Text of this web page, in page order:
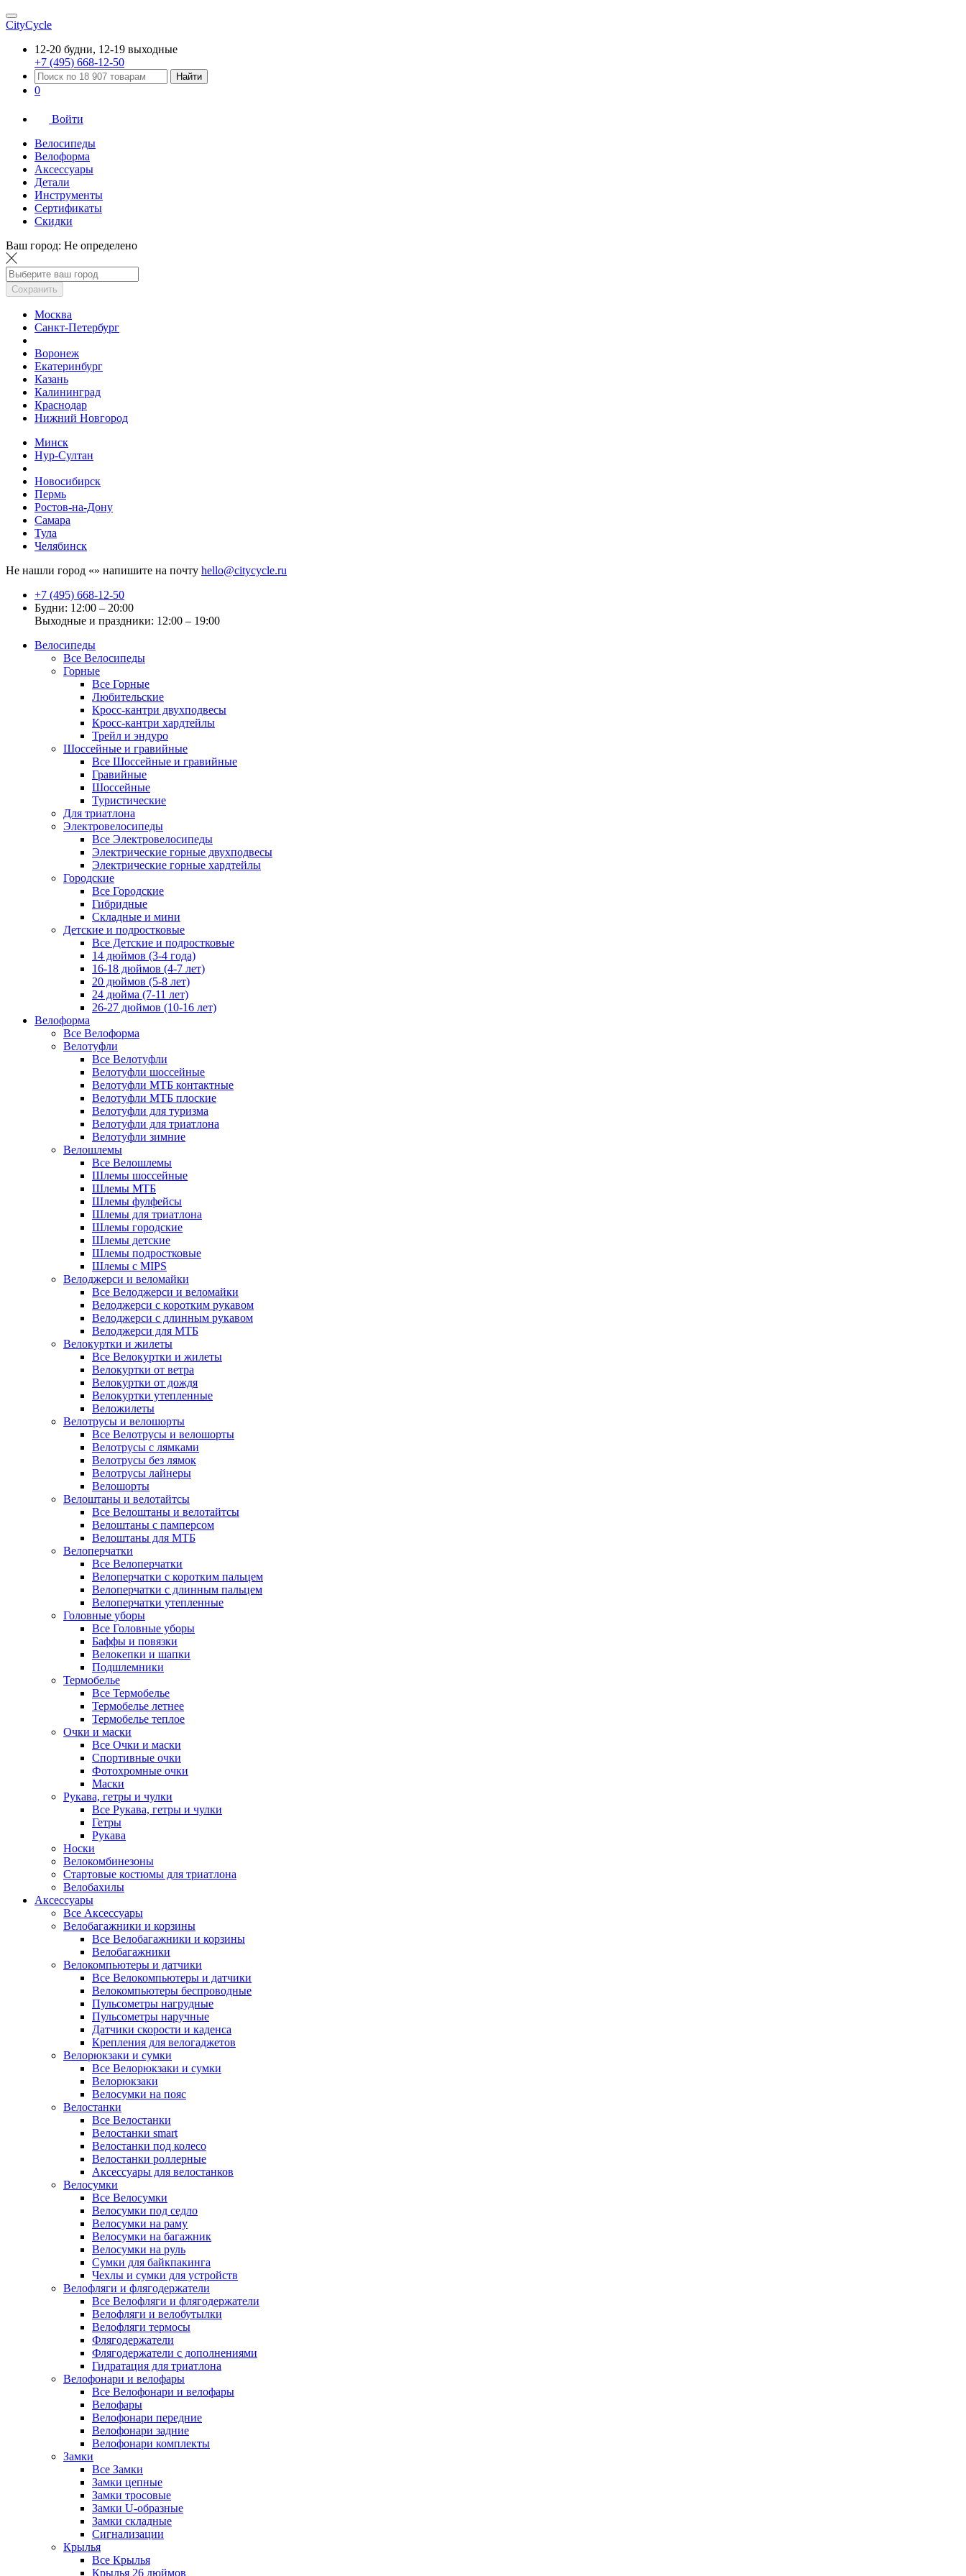
CityCycle
12-20 будни, 12-19 выходные
+7 (495) 668-12-50
Найти
0
Войти
Велосипеды
Велоформа
Аксессуары
Детали
Инструменты
Сертификаты
Скидки
Ваш город: Не определено
Сохранить
Москва
Санкт-Петербург
Воронеж
Екатеринбург
Казань
Калининград
Краснодар
Нижний Новгород
Минск
Нур-Султан
Новосибирск
Пермь
Ростов-на-Дону
Самара
Тула
Челябинск
Не нашли город «» напишите на почту hello@citycycle.ru
+7 (495) 668-12-50
Будни: 12:00 – 20:00
Выходные и праздники: 12:00 – 19:00
Велосипеды
Все Велосипеды
Горные
Все Горные
Любительские
Кросс-кантри двухподвесы
Кросс-кантри хардтейлы
Трейл и эндуро
Шоссейные и гравийные
Все Шоссейные и гравийные
Гравийные
Шоссейные
Туристические
Для триатлона
Электровелосипеды
Все Электровелосипеды
Электрические горные двухподвесы
Электрические горные хардтейлы
Городские
Все Городские
Гибридные
Складные и мини
Детские и подростковые
Все Детские и подростковые
14 дюймов (3-4 года)
16-18 дюймов (4-7 лет)
20 дюймов (5-8 лет)
24 дюйма (7-11 лет)
26-27 дюймов (10-16 лет)
Велоформа
Все Велоформа
Велотуфли
Все Велотуфли
Велотуфли шоссейные
Велотуфли МТБ контактные
Велотуфли МТБ плоские
Велотуфли для туризма
Велотуфли для триатлона
Велотуфли зимние
Велошлемы
Все Велошлемы
Шлемы шоссейные
Шлемы МТБ
Шлемы фулфейсы
Шлемы для триатлона
Шлемы городские
Шлемы детские
Шлемы подростковые
Шлемы с MIPS
Велоджерси и веломайки
Все Велоджерси и веломайки
Велоджерси с коротким рукавом
Велоджерси с длинным рукавом
Велоджерси для МТБ
Велокуртки и жилеты
Все Велокуртки и жилеты
Велокуртки от ветра
Велокуртки от дождя
Велокуртки утепленные
Веложилеты
Велотрусы и велошорты
Все Велотрусы и велошорты
Велотрусы с лямками
Велотрусы без лямок
Велотрусы лайнеры
Велошорты
Велоштаны и велотайтсы
Все Велоштаны и велотайтсы
Велоштаны с памперсом
Велоштаны для МТБ
Велоперчатки
Все Велоперчатки
Велоперчатки с коротким пальцем
Велоперчатки с длинным пальцем
Велоперчатки утепленные
Головные уборы
Все Головные уборы
Баффы и повязки
Велокепки и шапки
Подшлемники
Термобелье
Все Термобелье
Термобелье летнее
Термобелье теплое
Очки и маски
Все Очки и маски
Спортивные очки
Фотохромные очки
Маски
Рукава, гетры и чулки
Все Рукава, гетры и чулки
Гетры
Рукава
Носки
Велокомбинезоны
Стартовые костюмы для триатлона
Велобахилы
Аксессуары
Все Аксессуары
Велобагажники и корзины
Все Велобагажники и корзины
Велобагажники
Велокомпьютеры и датчики
Все Велокомпьютеры и датчики
Велокомпьютеры беспроводные
Пульсометры нагрудные
Пульсометры наручные
Датчики скорости и каденса
Крепления для велогаджетов
Велорюкзаки и сумки
Все Велорюкзаки и сумки
Велорюкзаки
Велосумки на пояс
Велостанки
Все Велостанки
Велостанки smart
Велостанки под колесо
Велостанки роллерные
Аксессуары для велостанков
Велосумки
Все Велосумки
Велосумки под седло
Велосумки на раму
Велосумки на багажник
Велосумки на руль
Сумки для байкпакинга
Чехлы и сумки для устройств
Велофляги и флягодержатели
Все Велофляги и флягодержатели
Велофляги и велобутылки
Велофляги термосы
Флягодержатели
Флягодержатели с дополнениями
Гидратация для триатлона
Велофонари и велофары
Все Велофонари и велофары
Велофары
Велофонари передние
Велофонари задние
Велофонари комплекты
Замки
Все Замки
Замки цепные
Замки тросовые
Замки U-образные
Замки складные
Сигнализации
Крылья
Все Крылья
Крылья 26 дюймов